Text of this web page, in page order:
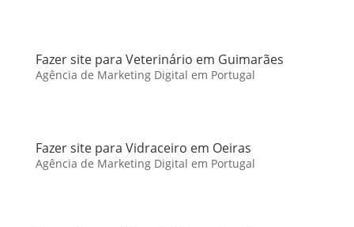
Fazer site para Veterinário em Guimarães
Agência de Marketing Digital em Portugal
Fazer site para Vidraceiro em Oeiras
Agência de Marketing Digital em Portugal